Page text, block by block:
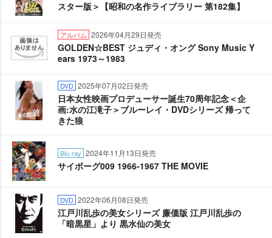
スター版＞【昭和の名作ライブラリー 第182集】
アルバム 2026年04月29日発売
GOLDEN☆BEST ジュディ・オング Sony Music Y
ears 1973～1983
DVD 2025年07月02日発売
日本女性映画プロデューサー誕生70周年記念＜企
画:水の江滝子＞ブルーレイ・DVDシリーズ 帰って
きた狼
Blu-ray 2024年11月13日発売
サイボーグ009 1966-1967 THE MOVIE
DVD 2022年06月08日発売
江戸川乱歩の美女シリーズ 廉価版 江戸川乱歩の
「暗黒星」より 黒水仙の美女